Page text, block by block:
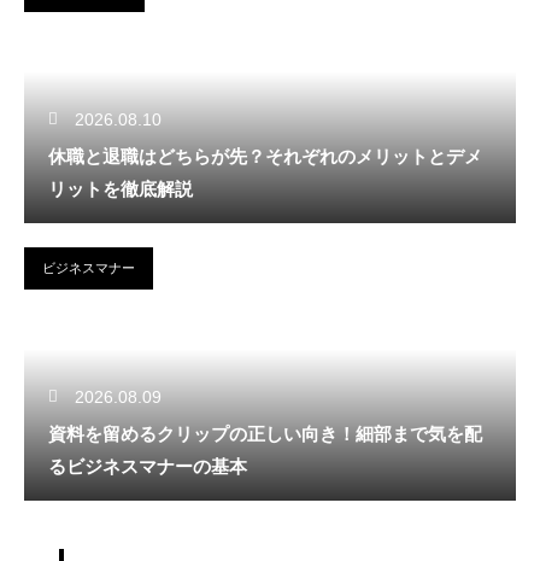
2026.08.10
休職と退職はどちらが先？それぞれのメリットとデメ
リットを徹底解説
ビジネスマナー
2026.08.09
資料を留めるクリップの正しい向き！細部まで気を配
るビジネスマナーの基本